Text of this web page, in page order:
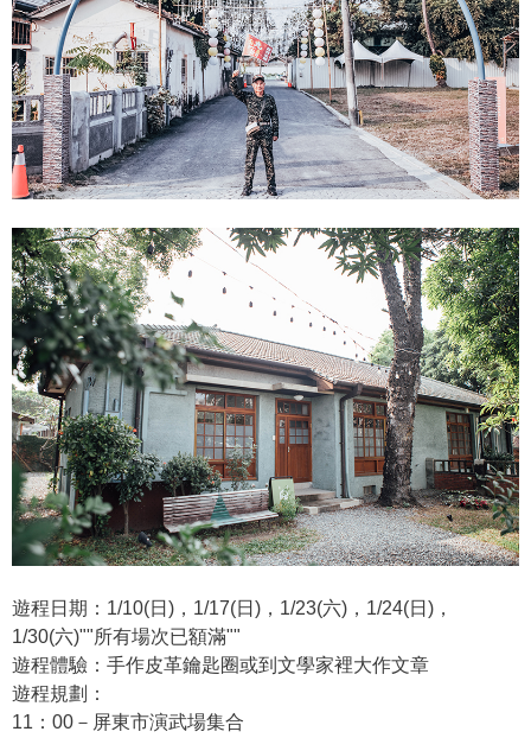
遊程日期：1/10(日)，1/17(日)，1/23(六)，1/24(日)，
1/30(六)""所有場次已額滿""
遊程體驗：手作皮革鑰匙圈或到文學家裡大作文章
遊程規劃：
11：00－屏東市演武場集合